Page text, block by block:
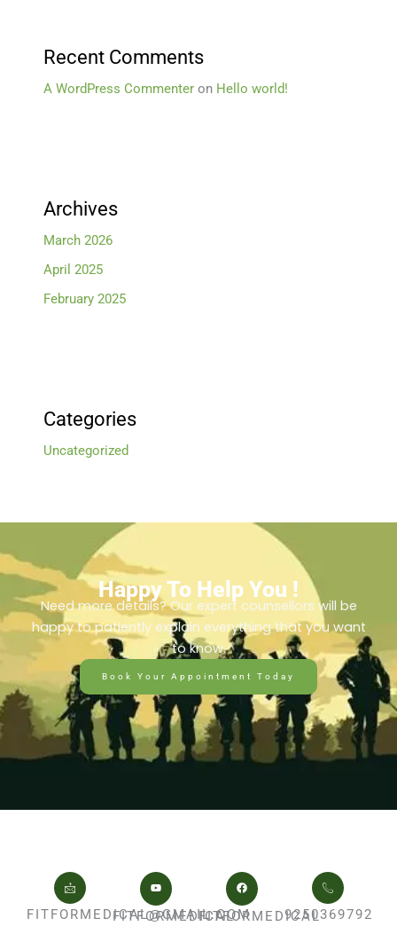
Recent Comments
A WordPress Commenter on Hello world!
Archives
March 2026
April 2025
February 2025
Categories
Uncategorized
Happy To Help You !
Need more details? Our expert counsellors will be
happy to patiently explain everything that you want
to know.
Book Your Appointment Today
FITFORMEDICAL@GMAIL.COM
FITFORMEDICALFITFORMEDICAL9250369792